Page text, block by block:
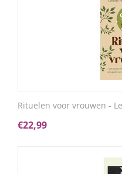
Rituelen voor vrouwen -
€22,99